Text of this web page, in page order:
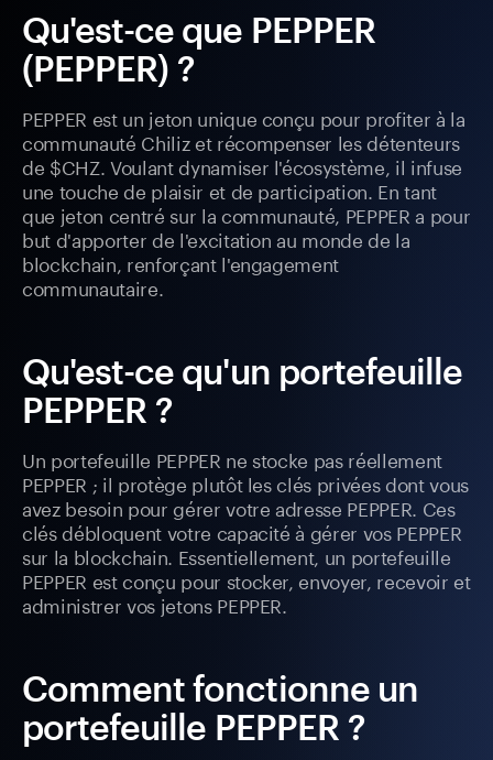
Qu'est-ce que PEPPER
(PEPPER) ?
PEPPER est un jeton unique conçu pour profiter à la
communauté Chiliz et récompenser les détenteurs
de $CHZ. Voulant dynamiser l'écosystème, il infuse
une touche de plaisir et de participation. En tant
que jeton centré sur la communauté, PEPPER a pour
but d'apporter de l'excitation au monde de la
blockchain, renforçant l'engagement
communautaire.
Qu'est-ce qu'un portefeuille
PEPPER ?
Un portefeuille PEPPER ne stocke pas réellement
PEPPER ; il protège plutôt les clés privées dont vous
avez besoin pour gérer votre adresse PEPPER. Ces
clés débloquent votre capacité à gérer vos PEPPER
sur la blockchain. Essentiellement, un portefeuille
PEPPER est conçu pour stocker, envoyer, recevoir et
administrer vos jetons PEPPER.
Comment fonctionne un
portefeuille PEPPER ?